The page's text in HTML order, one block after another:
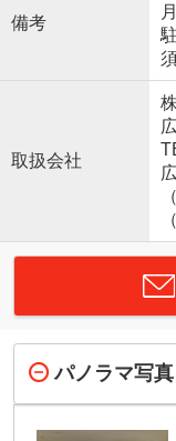
備考
取扱会社
パノラマ写